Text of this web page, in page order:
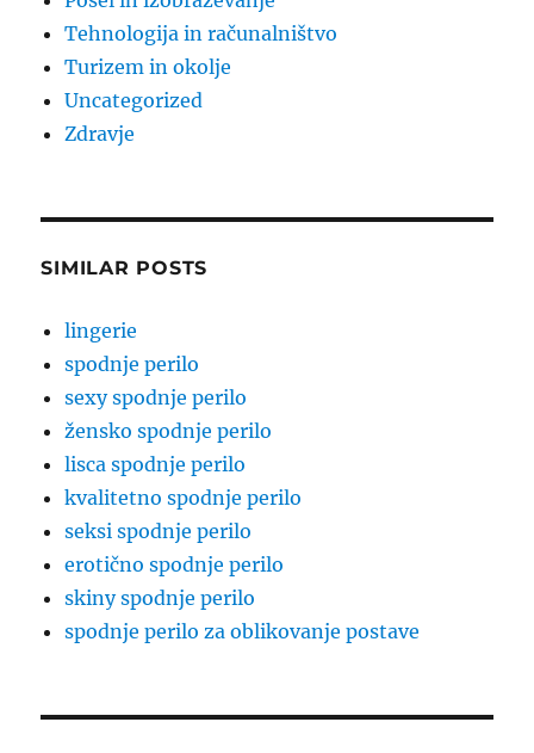
Tehnologija in računalništvo
Turizem in okolje
Uncategorized
Zdravje
SIMILAR POSTS
lingerie
spodnje perilo
sexy spodnje perilo
žensko spodnje perilo
lisca spodnje perilo
kvalitetno spodnje perilo
seksi spodnje perilo
erotično spodnje perilo
skiny spodnje perilo
spodnje perilo za oblikovanje postave